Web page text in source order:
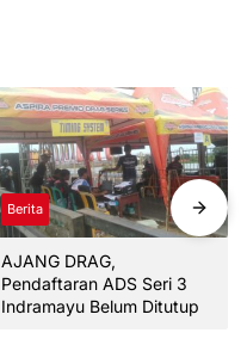
Berita
AJANG DRAG,
Pendaftaran ADS Seri 3
Indramayu Belum Ditutup